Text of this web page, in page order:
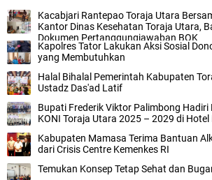
Kacabjari Rantepao Toraja Utara
Kantor Dinas Kesehatan Toraja Utara,
Dokumen Pertanggungjawaban BOK
Kapolres Tator Lakukan Aksi Sosial
yang Membutuhkan
Halal Bihalal Pemerintah Kabupaten
Ustadz Das'ad Latif
Bupati Frederik Viktor Palimbong
KONI Toraja Utara 2025 – 2029 di Hotel
Kabupaten Mamasa Terima Bantuan
dari Crisis Centre Kemenkes RI
Temukan Konsep Tetap Sehat dan